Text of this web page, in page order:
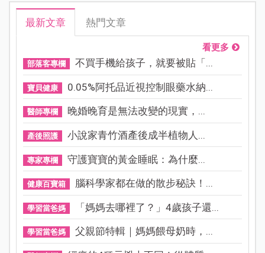
最新文章 熱門文章
看更多
部落客專欄 不買手機給孩子，就要被貼「...
寶貝健康 0.05%阿托品近視控制眼藥水納...
醫師專欄 晚婚晚育是無法改變的現實，...
產後照護 小說家青竹酒產後成半植物人...
專家專欄 守護寶寶的黃金睡眠：為什麼...
健康百寶箱 腦科學家都在做的散步秘訣！...
學習當爸媽 「媽媽去哪裡了？」4歲孩子還...
學習當爸媽 父親節特輯｜媽媽餵母奶時，...